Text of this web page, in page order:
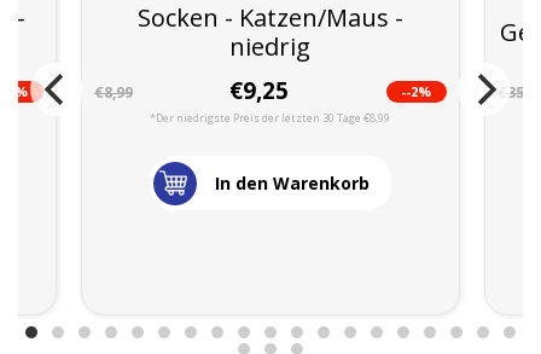
Socken - Katzen/Maus -
niedrig
€8,99 €9,25 --2%
*Der niedrigste Preis der letzten 30 Tage €8,99
In den Warenkorb
-
2%